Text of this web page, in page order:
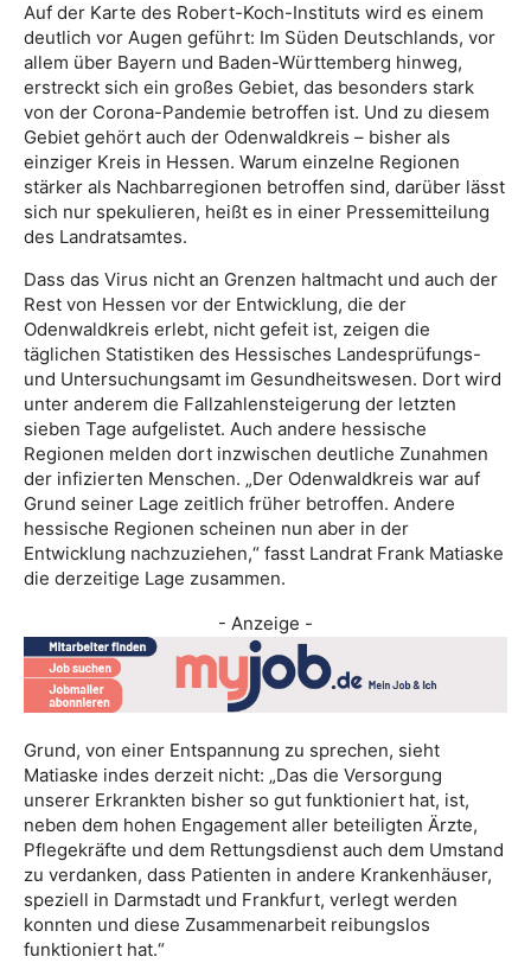
Auf der Karte des Robert-Koch-Instituts wird es einem
deutlich vor Augen geführt: Im Süden Deutschlands, vor
allem über Bayern und Baden-Württemberg hinweg,
erstreckt sich ein großes Gebiet, das besonders stark
von der Corona-Pandemie betroffen ist. Und zu diesem
Gebiet gehört auch der Odenwaldkreis – bisher als
einziger Kreis in Hessen. Warum einzelne Regionen
stärker als Nachbarregionen betroffen sind, darüber lässt
sich nur spekulieren, heißt es in einer Pressemitteilung
des Landratsamtes.
Dass das Virus nicht an Grenzen haltmacht und auch der
Rest von Hessen vor der Entwicklung, die der
Odenwaldkreis erlebt, nicht gefeit ist, zeigen die
täglichen Statistiken des Hessisches Landesprüfungs-
und Untersuchungsamt im Gesundheitswesen. Dort wird
unter anderem die Fallzahlensteigerung der letzten
sieben Tage aufgelistet. Auch andere hessische
Regionen melden dort inzwischen deutliche Zunahmen
der infizierten Menschen. „Der Odenwaldkreis war auf
Grund seiner Lage zeitlich früher betroffen. Andere
hessische Regionen scheinen nun aber in der
Entwicklung nachzuziehen,“ fasst Landrat Frank Matiaske
die derzeitige Lage zusammen.
- Anzeige -
Grund, von einer Entspannung zu sprechen, sieht
Matiaske indes derzeit nicht: „Das die Versorgung
unserer Erkrankten bisher so gut funktioniert hat, ist,
neben dem hohen Engagement aller beteiligten Ärzte,
Pflegekräfte und dem Rettungsdienst auch dem Umstand
zu verdanken, dass Patienten in andere Krankenhäuser,
speziell in Darmstadt und Frankfurt, verlegt werden
konnten und diese Zusammenarbeit reibungslos
funktioniert hat.“